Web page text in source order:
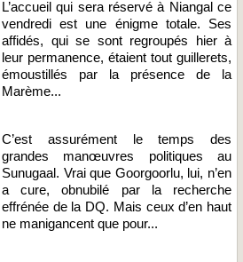
L’accueil qui sera réservé à Niangal ce
vendredi est une énigme totale. Ses
affidés, qui se sont regroupés hier à
leur permanence, étaient tout guillerets,
émoustillés par la présence de la
Marème...
C’est assurément le temps des
grandes manœuvres politiques au
Sunugaal. Vrai que Goorgoorlu, lui, n’en
a cure, obnubilé par la recherche
effrénée de la DQ. Mais ceux d’en haut
ne manigancent que pour...